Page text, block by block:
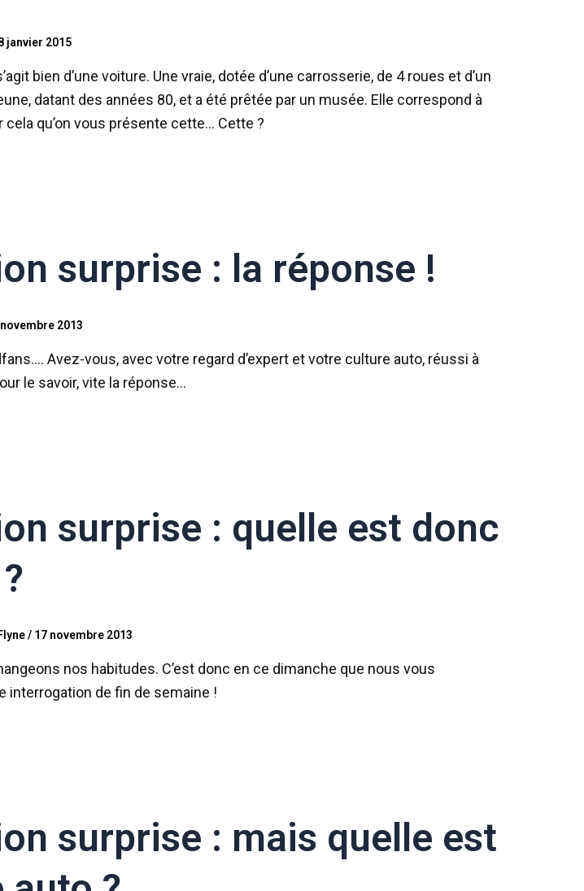
janvier 2015
bien d’une voiture. Une vraie, dotée d’une carrosserie, de 4 roues et d’un
datant des années 80, et a été prêtée par un musée. Elle correspond à
cela qu’on vous présente cette… Cette ?
surprise : la réponse !
2013
Avez-vous, avec votre regard d’expert et votre culture auto, réussi à
le savoir, vite la réponse…
surprise : quelle est donc
/ 17 novembre 2013
nos habitudes. C’est donc en ce dimanche que nous vous
interrogation de fin de semaine !
surprise : mais quelle est